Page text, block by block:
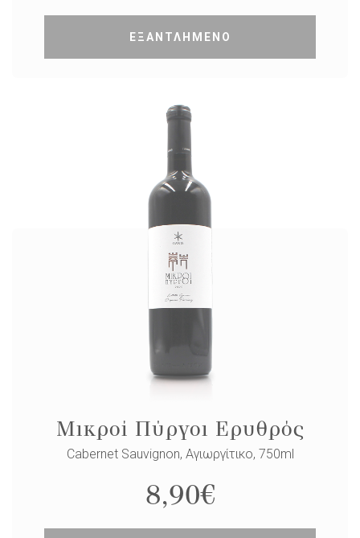
ΕΞΑΝΤΛΗΜΕΝΟ
Μικροί Πύργοι Ερυθρός
Cabernet Sauvignon, Αγιωργίτικο, 750ml
8,90€